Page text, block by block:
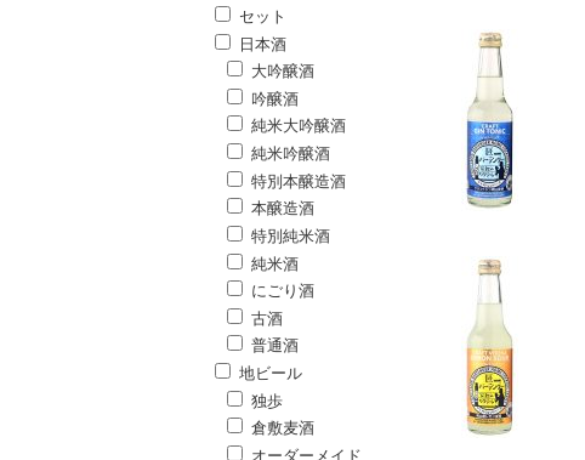
セット
日本酒
大吟醸酒
吟醸酒
純米大吟醸酒
純米吟醸酒
特別本醸造酒
本醸造酒
特別純米酒
純米酒
にごり酒
古酒
普通酒
地ビール
独歩
倉敷麦酒
オーダーメイド